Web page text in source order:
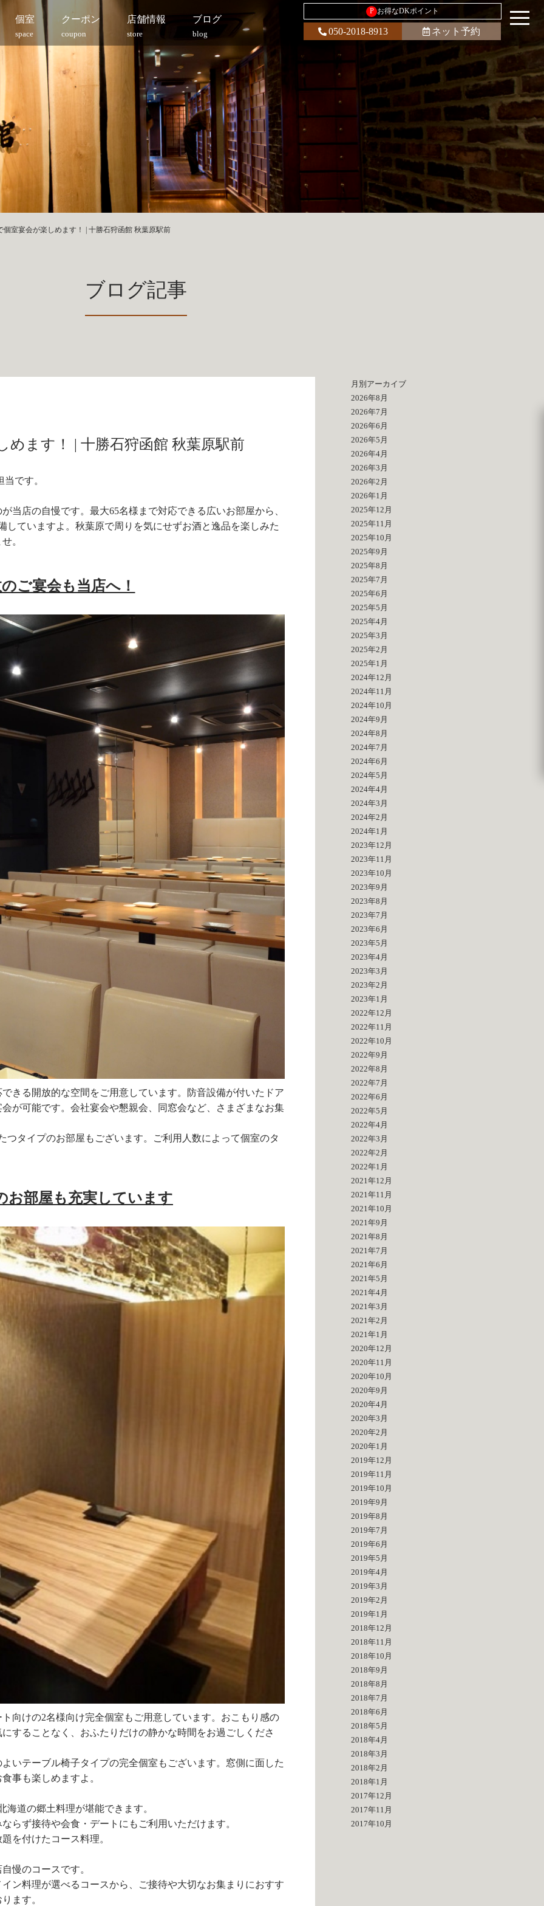
個室
space
クーポン
coupon
店舗情報
store
ブログ
blog
P お得なDKポイント
050-2018-8913 ネット予約
個室宴会が楽しめます！ | 十勝石狩函館 秋葉原駅前
ブログ記事
めます！ | 十勝石狩函館 秋葉原駅前
です。
当店の自慢です。最大65名様まで対応できる広いお部屋から、
していますよ。秋葉原で周りを気にせずお酒と逸品を楽しみた
。
ご宴会も当店へ！
きる開放的な空間をご用意しています。防音設備が付いたドア
が可能です。会社宴会や懇親会、同窓会など、さまざまなお集
つタイプのお部屋もございます。ご利用人数によって個室のタ
お部屋も充実しています
向けの2名様向け完全個室もご用意しています。おこもり感の
することなく、おふたりだけの静かな時間をお過ごしくださ
いテーブル椅子タイプの完全個室もございます。窓側に面した
事も楽しめますよ。
道の郷土料理が堪能できます。
らず接待や会食・デートにもご利用いただけます。
を付けたコース料理。
慢のコースです。
ン料理が選べるコースから、ご接待や大切なお集まりにおすす
ます。
月別アーカイブ
2026年8月
2026年7月
2026年6月
2026年5月
2026年4月
2026年3月
2026年2月
2026年1月
2025年12月
2025年11月
2025年10月
2025年9月
2025年8月
2025年7月
2025年6月
2025年5月
2025年4月
2025年3月
2025年2月
2025年1月
2024年12月
2024年11月
2024年10月
2024年9月
2024年8月
2024年7月
2024年6月
2024年5月
2024年4月
2024年3月
2024年2月
2024年1月
2023年12月
2023年11月
2023年10月
2023年9月
2023年8月
2023年7月
2023年6月
2023年5月
2023年4月
2023年3月
2023年2月
2023年1月
2022年12月
2022年11月
2022年10月
2022年9月
2022年8月
2022年7月
2022年6月
2022年5月
2022年4月
2022年3月
2022年2月
2022年1月
2021年12月
2021年11月
2021年10月
2021年9月
2021年8月
2021年7月
2021年6月
2021年5月
2021年4月
2021年3月
2021年2月
2021年1月
2020年12月
2020年11月
2020年10月
2020年9月
2020年4月
2020年3月
2020年2月
2020年1月
2019年12月
2019年11月
2019年10月
2019年9月
2019年8月
2019年7月
2019年6月
2019年5月
2019年4月
2019年3月
2019年2月
2019年1月
2018年12月
2018年11月
2018年10月
2018年9月
2018年8月
2018年7月
2018年6月
2018年5月
2018年4月
2018年3月
2018年2月
2018年1月
2017年12月
2017年11月
2017年10月